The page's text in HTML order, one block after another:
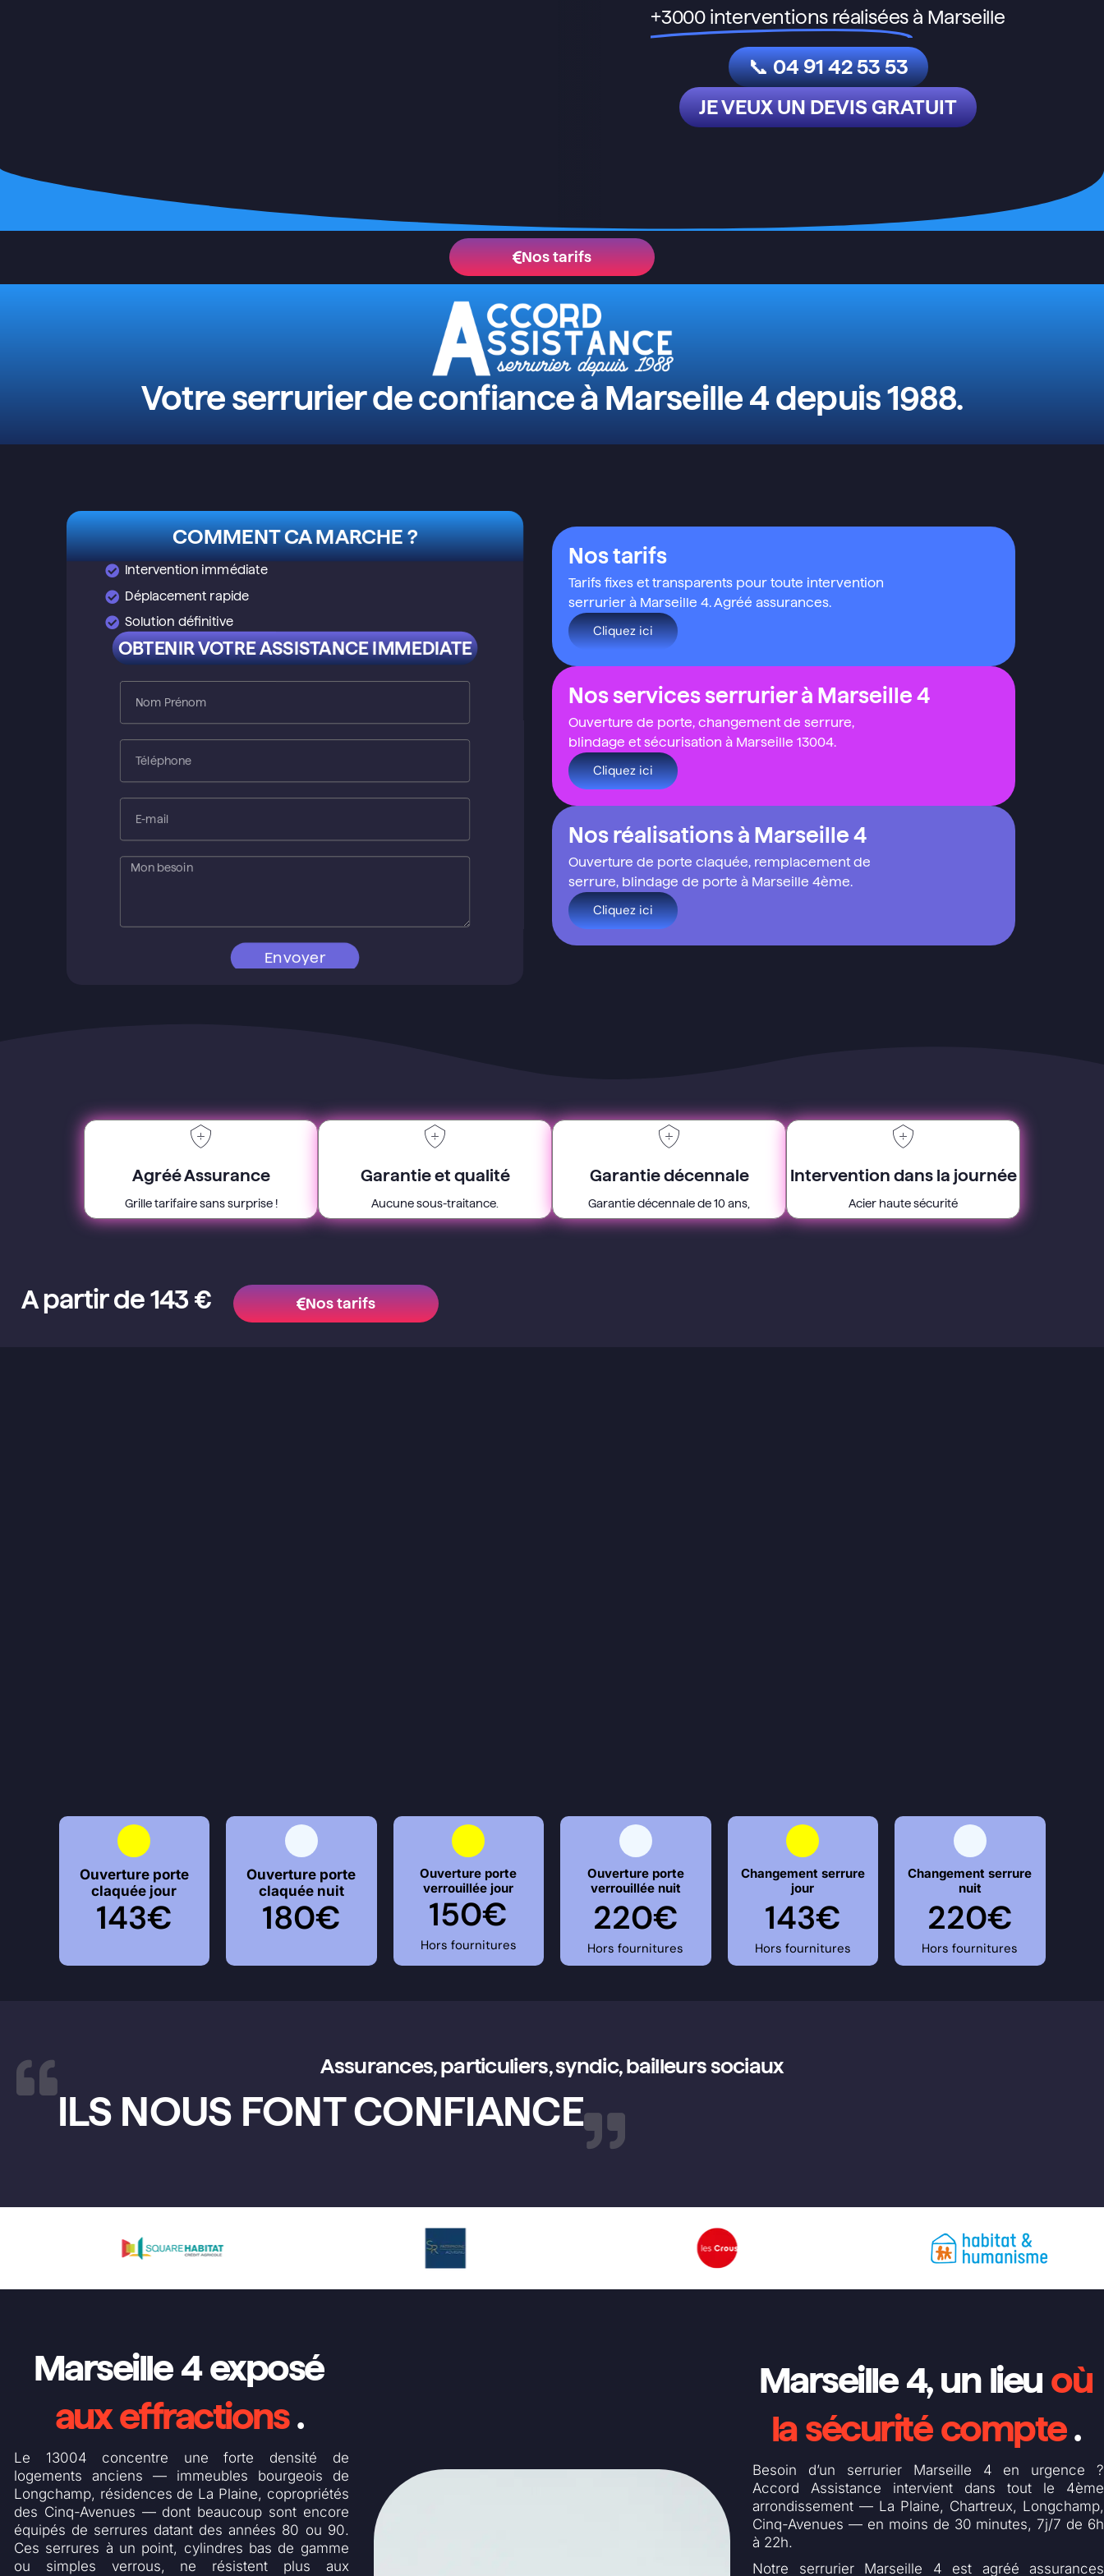
+3000 interventions réalisées à Marseille
📞 04 91 42 53 53
JE VEUX UN DEVIS GRATUIT
Nos tarifs
Votre serrurier de confiance à Marseille 4 depuis 1988.
COMMENT CA MARCHE ?
Intervention immédiate
Déplacement rapide
Solution définitive
OBTENIR VOTRE ASSISTANCE IMMEDIATE
Envoyer
Nos tarifs
Tarifs fixes et transparents pour toute intervention
serrurier à Marseille 4. Agréé assurances.
Cliquez ici
Nos services serrurier à Marseille 4
Ouverture de porte, changement de serrure,
blindage et sécurisation à Marseille 13004.
Cliquez ici
Nos réalisations à Marseille 4
Ouverture de porte claquée, remplacement de
serrure, blindage de porte à Marseille 4ème.
Cliquez ici
Agréé Assurance
Grille tarifaire sans surprise !
Garantie et qualité
Aucune sous-traitance.
Garantie décennale
Garantie décennale de 10 ans,
Intervention dans la journée
Acier haute sécurité
A partir de 143 € Nos tarifs
Ouverture porte
claquée jour
143€
Ouverture porte
claquée nuit
180€
Ouverture porte
verrouillée jour
150€
Hors fournitures
Ouverture porte
verrouillée nuit
220€
Hors fournitures
Changement serrure
jour
143€
Hors fournitures
Changement serrure
nuit
220€
Hors fournitures
Assurances, particuliers, syndic, bailleurs sociaux
ILS NOUS FONT CONFIANCE
Marseille 4 exposé
aux effractions.
Le 13004 concentre une forte densité de
logements anciens — immeubles bourgeois de
Longchamp, résidences de La Plaine, copropriétés
des Cinq-Avenues — dont beaucoup sont encore
équipés de serrures datant des années 80 ou 90.
Ces serrures à un point, cylindres bas de gamme
ou simples verrous, ne résistent plus aux
Marseille 4, un lieuoù
la sécurité compte.
Besoin d’un serrurier Marseille 4 en urgence ?
Accord Assistance intervient dans tout le 4ème
arrondissement — La Plaine, Chartreux, Longchamp,
Cinq-Avenues — en moins de 30 minutes, 7j/7 de 6h
à 22h.
Notre serrurier Marseille 4 est agréé assurances